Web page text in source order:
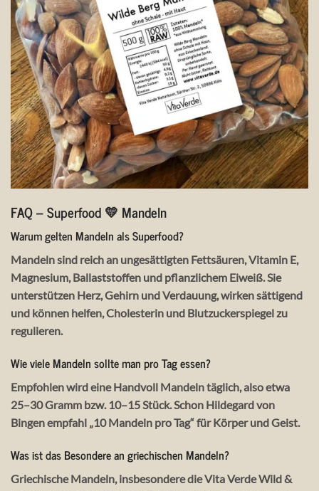
FAQ – Superfood 💛 Mandeln
Warum gelten Mandeln als Superfood?
Mandeln sind reich an ungesättigten Fettsäuren, Vitamin E,
Magnesium, Ballaststoffen und pflanzlichem Eiweiß. Sie
unterstützen Herz, Gehirn und Verdauung, wirken sättigend
und können helfen, Cholesterin und Blutzuckerspiegel zu
regulieren.
Wie viele Mandeln sollte man pro Tag essen?
Empfohlen wird eine Handvoll Mandeln täglich, also etwa
25–30 Gramm bzw. 10–15 Stück. Schon Hildegard von
Bingen empfahl „10 Mandeln pro Tag“ für Körper und Geist.
Was ist das Besondere an griechischen Mandeln?
Griechische Mandeln, insbesondere dieVita Verde Wild &